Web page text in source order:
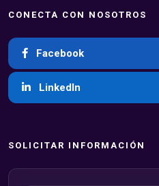
CONECTA CON NOSOTROS
Facebook
LinkedIn
SOLICITAR INFORMACIÓN